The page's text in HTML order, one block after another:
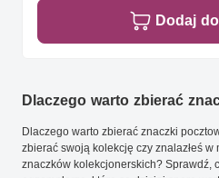
Dodaj
Dlaczego warto zbierać
Dlaczego warto zbierać znaczki
zbierać swoją kolekcję czy znalazłeś
znaczków kolekcjonerskich? Sprawdź,